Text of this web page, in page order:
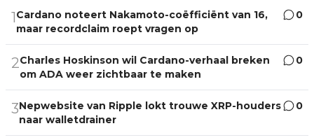
1Cardano noteert Nakamoto-coëfficiënt van 16,
maar recordclaim roept vragen op
0
2Charles Hoskinson wil Cardano-verhaal breken
om ADA weer zichtbaar te maken
0
3Nepwebsite van Ripple lokt trouwe XRP-houders
naar walletdrainer
0